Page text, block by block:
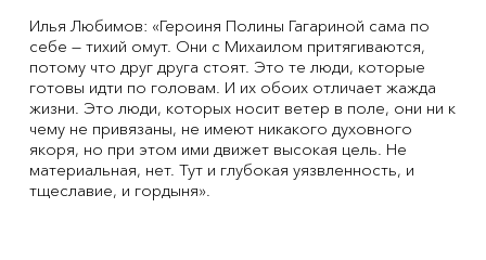
Илья Любимов: «Героиня Полины Гагариной сама по
себе — тихий омут. Они с Михаилом притягиваются,
потому что друг друга стоят. Это те люди, которые
готовы идти по головам. И их обоих отличает жажда
жизни. Это люди, которых носит ветер в поле, они ни к
чему не привязаны, не имеют никакого духовного
якоря, но при этом ими движет высокая цель. Не
материальная, нет. Тут и глубокая уязвленность, и
тщеславие, и гордыня».